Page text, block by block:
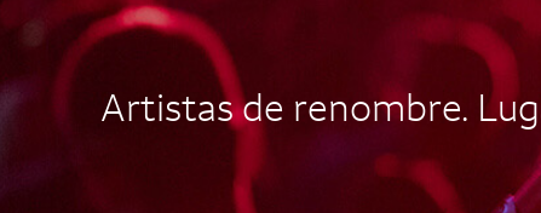
Artistas de renombre.